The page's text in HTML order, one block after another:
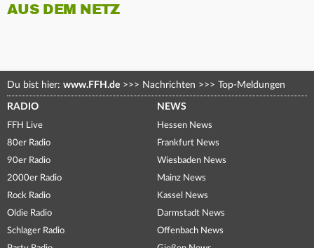
AUS DEM NETZ
Du bist hier: www.FFH.de >>> Nachrichten >>> Top-Meldungen
RADIO
FFH Live
80er Radio
90er Radio
2000er Radio
Rock Radio
Oldie Radio
Schlager Radio
NEWS
Hessen News
Frankfurt News
Wiesbaden News
Mainz News
Kassel News
Darmstadt News
Offenbach News